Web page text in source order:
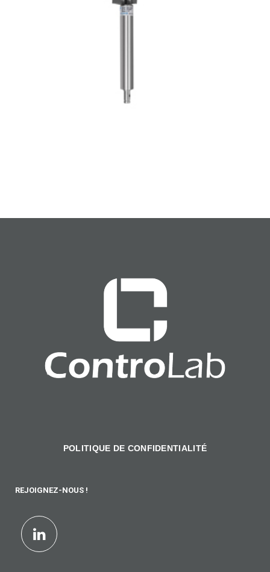
POLITIQUE DE CONFIDENTIALITÉ
REJOIGNEZ-NOUS !